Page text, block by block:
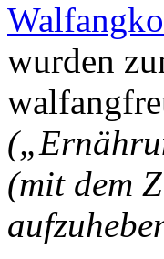
wurden
(mit dem